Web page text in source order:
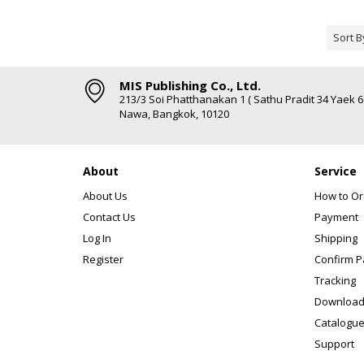
Sort
MIS Publishing Co., Ltd.
213/3 Soi Phatthanakan 1 ( Sathu Pradit 34 Yaek
Nawa, Bangkok, 10120
About
About Us
Contact Us
Log In
Register
Service
How to
Payment
Shipping
Confirm
Tracking
Support